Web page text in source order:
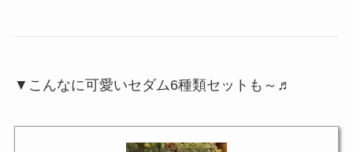
▼こんなに可愛いセダム6種類セットも～♬